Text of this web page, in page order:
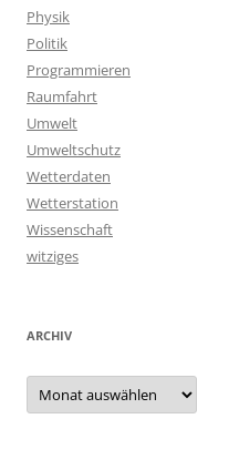
Physik
Politik
Programmieren
Raumfahrt
Umwelt
Umweltschutz
Wetterdaten
Wetterstation
Wissenschaft
witziges
ARCHIV
Archiv